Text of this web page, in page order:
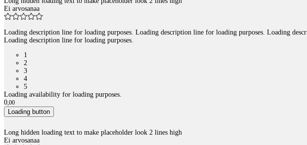
Ei arvosanaa
Loading description line for loading purposes. Loading description line for loading purposes. Loading
Loading description line for loading purposes.
1
2
3
4
5
Loading availability for loading purposes.
0,00
Loading button
Long hidden loading text to make placeholder look 2 lines high
Ei arvosanaa